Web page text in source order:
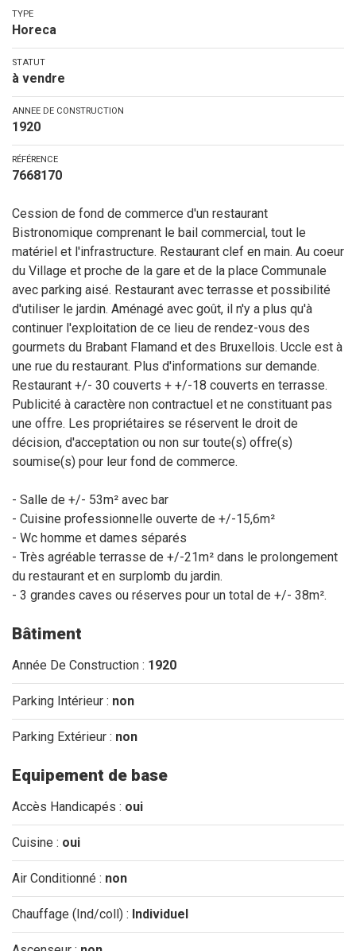
TYPE
Horeca
STATUT
à vendre
ANNEE DE CONSTRUCTION
1920
RÉFÉRENCE
7668170
Cession de fond de commerce d'un restaurant
Bistronomique comprenant le bail commercial, tout le
matériel et l'infrastructure. Restaurant clef en main. Au coeur
du Village et proche de la gare et de la place Communale
avec parking aisé. Restaurant avec terrasse et possibilité
d'utiliser le jardin. Aménagé avec goût, il n'y a plus qu'à
continuer l'exploitation de ce lieu de rendez-vous des
gourmets du Brabant Flamand et des Bruxellois. Uccle est à
une rue du restaurant. Plus d'informations sur demande.
Restaurant +/- 30 couverts + +/-18 couverts en terrasse.
Publicité à caractère non contractuel et ne constituant pas
une offre. Les propriétaires se réservent le droit de
décision, d'acceptation ou non sur toute(s) offre(s)
soumise(s) pour leur fond de commerce.
- Salle de +/- 53m² avec bar
- Cuisine professionnelle ouverte de +/-15,6m²
- Wc homme et dames séparés
- Très agréable terrasse de +/-21m² dans le prolongement
du restaurant et en surplomb du jardin.
- 3 grandes caves ou réserves pour un total de +/- 38m².
Bâtiment
Année De Construction : 1920
Parking Intérieur : non
Parking Extérieur : non
Equipement de base
Accès Handicapés : oui
Cuisine : oui
Air Conditionné : non
Chauffage (Ind/coll) : Individuel